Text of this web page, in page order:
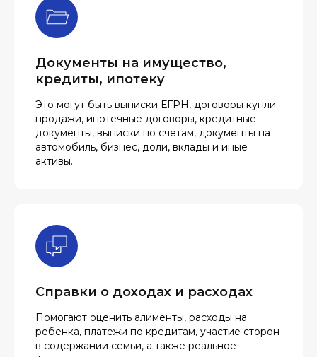
Документы на имущество,
кредиты, ипотеку
Это могут быть выписки ЕГРН, договоры купли-
продажи, ипотечные договоры, кредитные
документы, выписки по счетам, документы на
автомобиль, бизнес, доли, вклады и иные
активы.
Справки о доходах и расходах
Помогают оценить алименты, расходы на
ребенка, платежи по кредитам, участие сторон
в содержании семьи, а также реальное